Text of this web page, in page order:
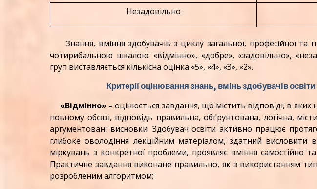
Незадовільно
Знання, вміння здобувачів з циклу загальної, професійної та
чотирибальною шкалою: «відмінно», «добре», «задовільно»,
груп виставляється кількісна оцінка «5», «4», «З», «2».
Критерії оцінювання знань, вмінь здобувачів
«Відмінно» – оцінюється завдання, що містить відповіді, в
повному обсязі, відповідь правильна, обґрунтована, логічна,
аргументовані висновки. Здобувач освіти активно працює
глибоке оволодіння лекційним матеріалом, здатний висловити
міркувань з конкретної проблеми, проявляє вміння самостійно
Практичне завдання виконане правильно, як з використанням
розробленим алгоритмом;